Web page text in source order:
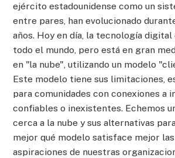
ejército estadounidense como un
entre pares, han evolucionado
años. Hoy en día, la tecnología
todo el mundo, pero está en gran
en "la nube", utilizando un modelo
Este modelo tiene sus limitaciones,
para comunidades con conexiones a
confiables o inexistentes. Echemos
cerca a la nube y sus alternativas
mejor qué modelo satisface mejor
aspiraciones de nuestras